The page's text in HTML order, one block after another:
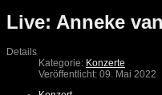
Live: Anneke
Details
Kategorie: Konzerte
Veröffentlicht: 09. Mai 2022